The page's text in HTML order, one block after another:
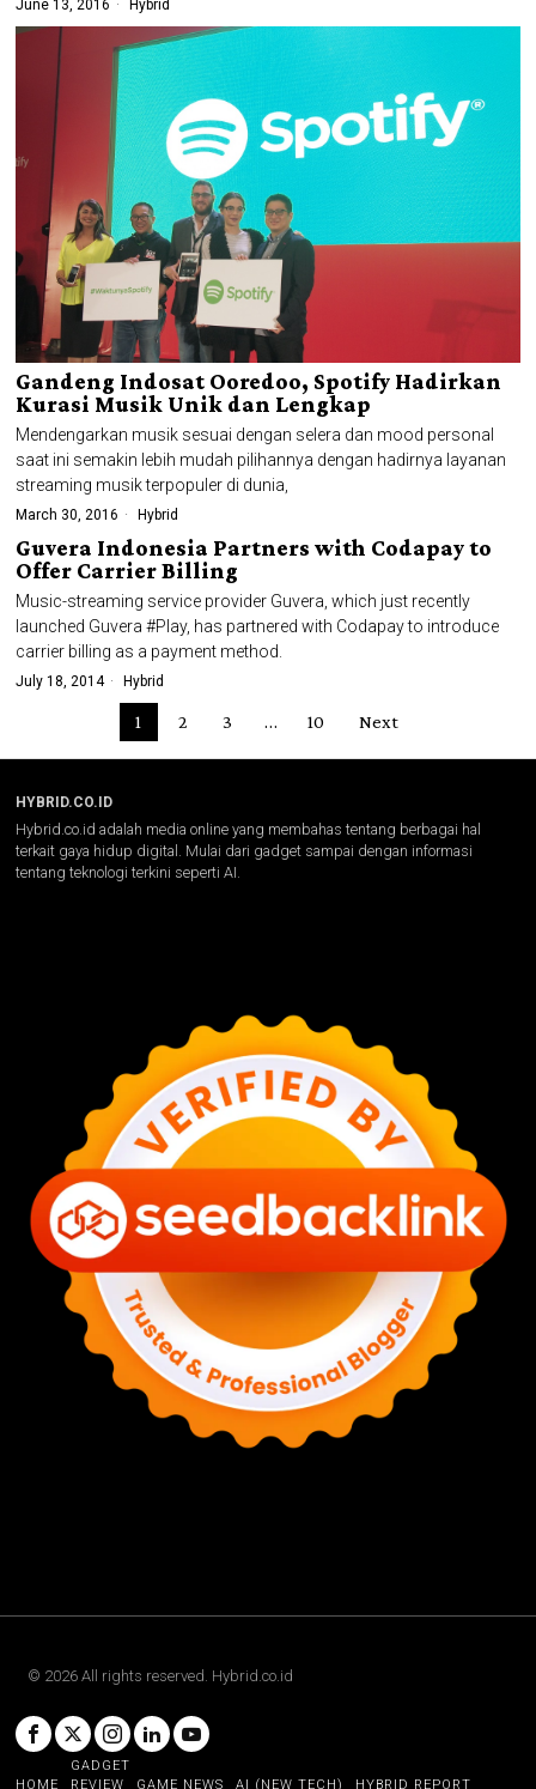
June 13, 2016 Hybrid
Gandeng Indosat Ooredoo, Spotify Hadirkan
Kurasi Musik Unik dan Lengkap
Mendengarkan musik sesuai dengan selera dan mood personal
saat ini semakin lebih mudah pilihannya dengan hadirnya layanan
streaming musik terpopuler di dunia,
March 30, 2016 Hybrid
Guvera Indonesia Partners with Codapay to
Offer Carrier Billing
Music-streaming service provider Guvera, which just recently
launched Guvera #Play, has partnered with Codapay to introduce
carrier billing as a payment method.
July 18, 2014 Hybrid
1 2 3 … 10 Next
HYBRID.CO.ID
Hybrid.co.id adalah media online yang membahas tentang berbagai hal
terkait gaya hidup digital. Mulai dari gadget sampai dengan informasi
tentang teknologi terkini seperti AI.
© 2026 All rights reserved. Hybrid.co.id
HOME
GADGET
REVIEW
GAME NEWS AI (NEW TECH) HYBRID REPORT